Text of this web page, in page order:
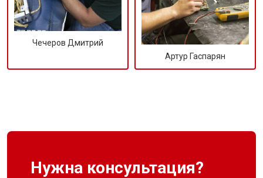
Чечеров Дмитрий
Артур Гаспарян
Нужна консультация?